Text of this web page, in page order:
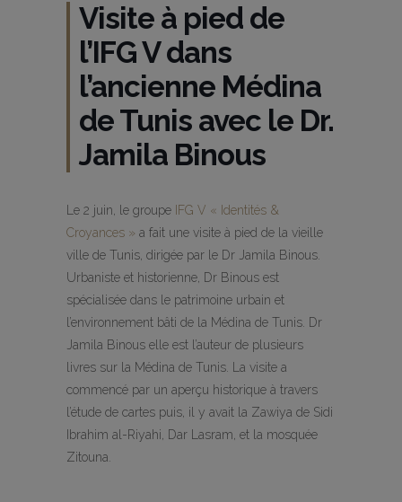
Visite à pied de
l’IFG V dans
l’ancienne Médina
de Tunis avec le Dr.
Jamila Binous
Le 2 juin, le groupe IFG V « Identités &
Croyances » a fait une visite à pied de la vieille
ville de Tunis, dirigée par le Dr Jamila Binous.
Urbaniste et historienne, Dr Binous est
spécialisée dans le patrimoine urbain et
l’environnement bâti de la Médina de Tunis. Dr
Jamila Binous elle est l’auteur de plusieurs
livres sur la Médina de Tunis. La visite a
commencé par un aperçu historique à travers
l’étude de cartes puis, il y avait la Zawiya de Sidi
Ibrahim al-Riyahi, Dar Lasram, et la mosquée
Zitouna.